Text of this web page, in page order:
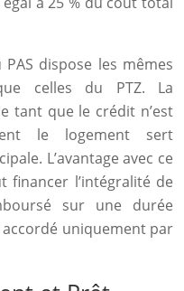
dispose les mêmes
celles du PTZ. La
tant que le crédit n’est
le logement sert
L’avantage avec ce
financer l’intégralité de
sur une durée
uniquement par